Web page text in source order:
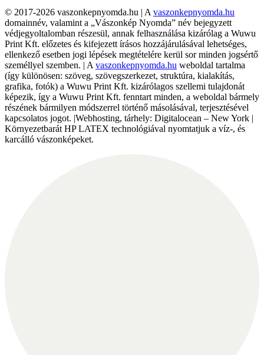
© 2017-2026 vaszonkepnyomda.hu | A vaszonkepnyomda.hu
domainnév, valamint a „Vászonkép Nyomda” név bejegyzett
védjegyoltalomban részesül, annak felhasználása kizárólag a Wuwu
Print Kft. előzetes és kifejezett írásos hozzájárulásával lehetséges,
ellenkező esetben jogi lépések megtételére kerül sor minden jogsértő
személlyel szemben. | A vaszonkepnyomda.hu weboldal tartalma
(így különösen: szöveg, szövegszerkezet, struktúra, kialakítás,
grafika, fotók) a Wuwu Print Kft. kizárólagos szellemi tulajdonát
képezik, így a Wuwu Print Kft. fenntart minden, a weboldal bármely
részének bármilyen módszerrel történő másolásával, terjesztésével
kapcsolatos jogot. |Webhosting, tárhely: Digitalocean – New York |
Környezetbarát HP LATEX technológiával nyomtatjuk a víz-, és
karcálló vászonképeket.